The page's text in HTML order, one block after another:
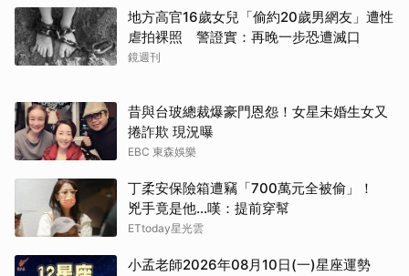
地方高官16歲女兒「偷約20歲男網友」遭性
虐拍裸照 警證實：再晚一步恐遭滅口
鏡週刊
昔與台玻總裁爆豪門恩怨！女星未婚生女又
捲詐欺 現況曝
EBC 東森娛樂
丁柔安保險箱遭竊「700萬元全被偷」！
兇手竟是他...嘆：提前穿幫
ETtoday星光雲
小孟老師2026年08月10日(一)星座運勢